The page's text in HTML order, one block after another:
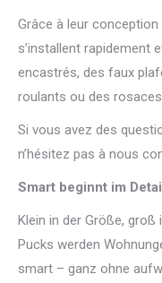
Grâce à leur
s’installent rapidement
encastrés, des faux
roulants ou des
Si vous avez des
n’hésitez pas à nous
Smart beginnt im
Klein in der Größe, groß
Pucks werden
smart – ganz ohne